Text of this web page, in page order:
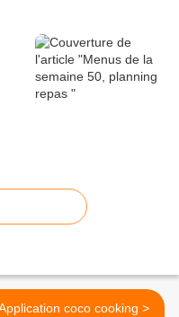
Application coco cooking >